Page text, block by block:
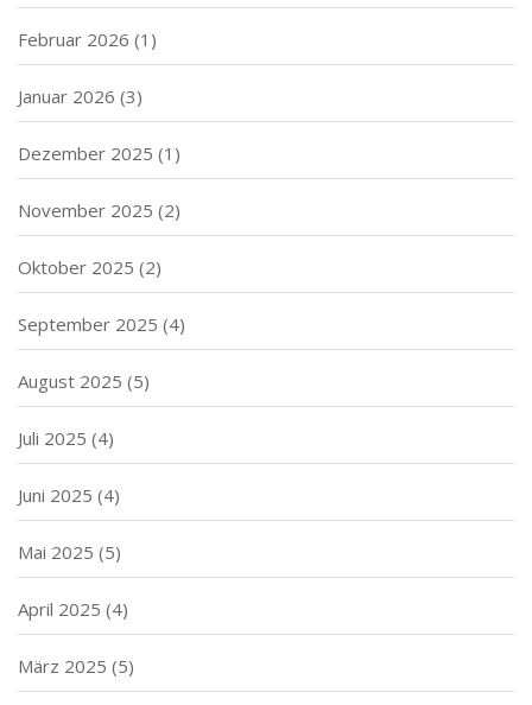
Februar 2026 (1)
Januar 2026 (3)
Dezember 2025 (1)
November 2025 (2)
Oktober 2025 (2)
September 2025 (4)
August 2025 (5)
Juli 2025 (4)
Juni 2025 (4)
Mai 2025 (5)
April 2025 (4)
März 2025 (5)